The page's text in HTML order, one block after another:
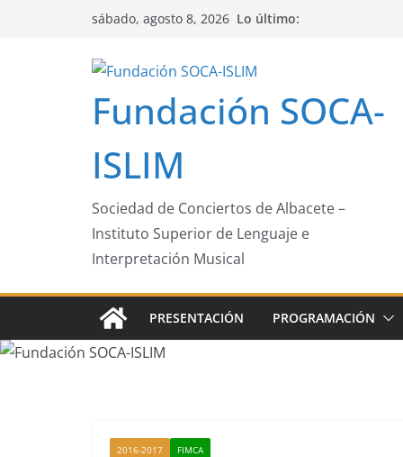
sábado, agosto 8, 2026 Lo último:
Fundación SOCA-
ISLIM
Sociedad de Conciertos de Albacete –
Instituto Superior de Lenguaje e
Interpretación Musical
PRESENTACIÓN PROGRAMACIÓN
2016-2017 FIMCA